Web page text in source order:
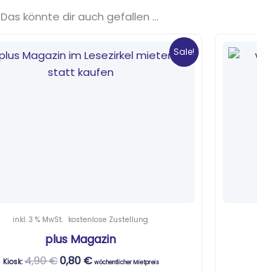
Das könnte dir auch gefallen …
Sale!
inkl. 3 % MwSt. kostenlose Zustellung
plus Magazin
Kiosk: 4,90€
war:
0,80€
ist:
wöchentlicher Mietpreis